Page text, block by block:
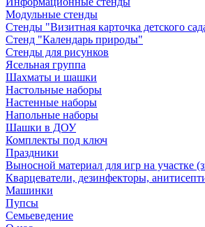
Модульные стенды
Стенды "Визитная карточка детского
Стенд "Календарь природы"
Стенды для рисунков
Ясельная группа
Шахматы и шашки
Настольные наборы
Настенные наборы
Напольные наборы
Шашки в ДОУ
Комплекты под ключ
Праздники
Выносной материал для игр на участке
Кварцеватели, дезинфекторы,
Машинки
Пупсы
Семьеведение